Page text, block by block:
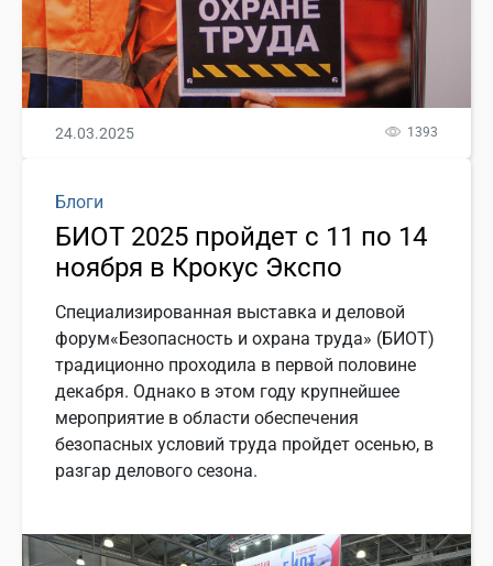
24.03.2025 1393
Блоги
БИОТ 2025 пройдет с 11 по 14
ноября в Крокус Экспо
Специализированная выставка и деловой
форум«Безопасность и охрана труда» (БИОТ)
традиционно проходила в первой половине
декабря. Однако в этом году крупнейшее
мероприятие в области обеспечения
безопасных условий труда пройдет осенью, в
разгар делового сезона.